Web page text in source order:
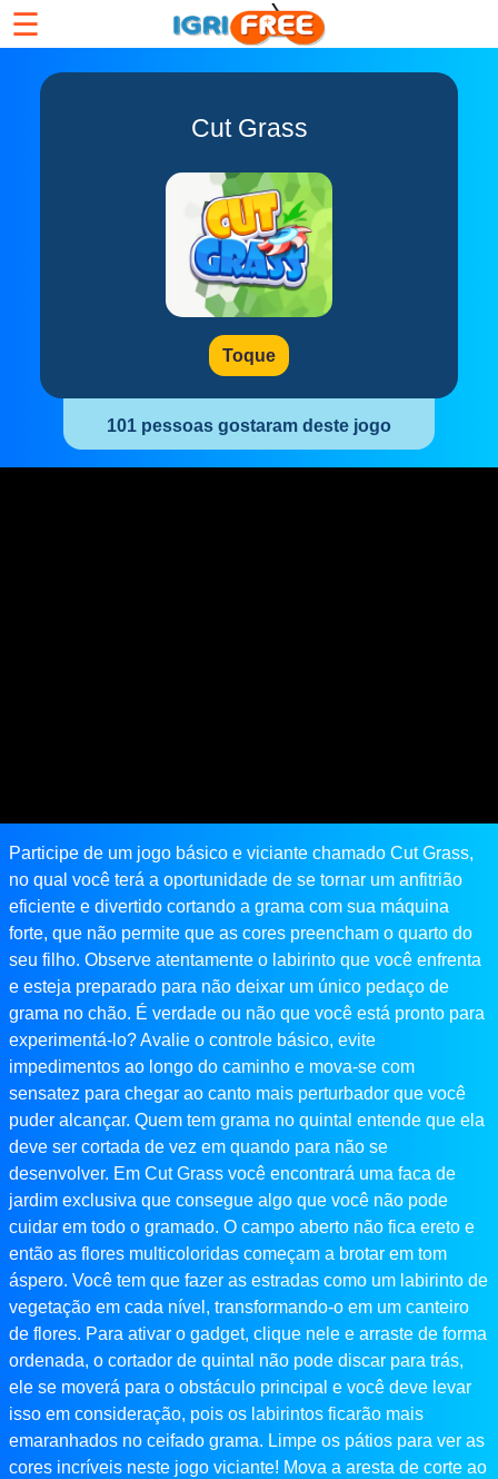
☰
Cut Grass
Toque
101 pessoas gostaram deste jogo
Participe de um jogo básico e viciante chamado Cut Grass,
no qual você terá a oportunidade de se tornar um anfitrião
eficiente e divertido cortando a grama com sua máquina
forte, que não permite que as cores preencham o quarto do
seu filho. Observe atentamente o labirinto que você enfrenta
e esteja preparado para não deixar um único pedaço de
grama no chão. É verdade ou não que você está pronto para
experimentá-lo? Avalie o controle básico, evite
impedimentos ao longo do caminho e mova-se com
sensatez para chegar ao canto mais perturbador que você
puder alcançar. Quem tem grama no quintal entende que ela
deve ser cortada de vez em quando para não se
desenvolver. Em Cut Grass você encontrará uma faca de
jardim exclusiva que consegue algo que você não pode
cuidar em todo o gramado. O campo aberto não fica ereto e
então as flores multicoloridas começam a brotar em tom
áspero. Você tem que fazer as estradas como um labirinto de
vegetação em cada nível, transformando-o em um canteiro
de flores. Para ativar o gadget, clique nele e arraste de forma
ordenada, o cortador de quintal não pode discar para trás,
ele se moverá para o obstáculo principal e você deve levar
isso em consideração, pois os labirintos ficarão mais
emaranhados no ceifado grama. Limpe os pátios para ver as
cores incríveis neste jogo viciante! Mova a aresta de corte ao